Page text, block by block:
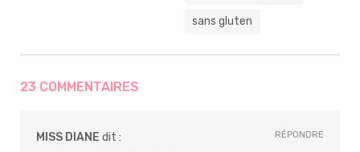
sans gluten
23 COMMENTAIRES
MISS DIANE dit : RÉPONDRE